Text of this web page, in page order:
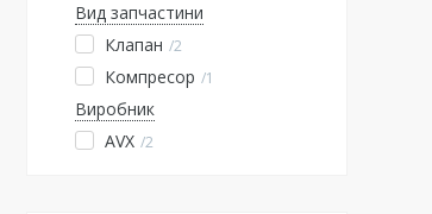
Вид запчастини
Клапан 2
Компресор 1
Виробник
AVX 2